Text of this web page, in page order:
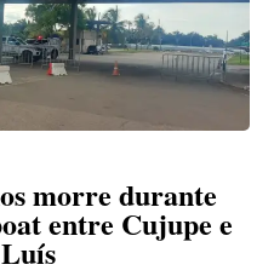
morre durante
entre Cujupe e